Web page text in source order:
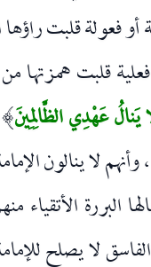
أو فعولة قلبت
قلبت همزتها
عَهْدِي الظَّالِمِينَ)
لا ينالون
البررة
لا يصلح